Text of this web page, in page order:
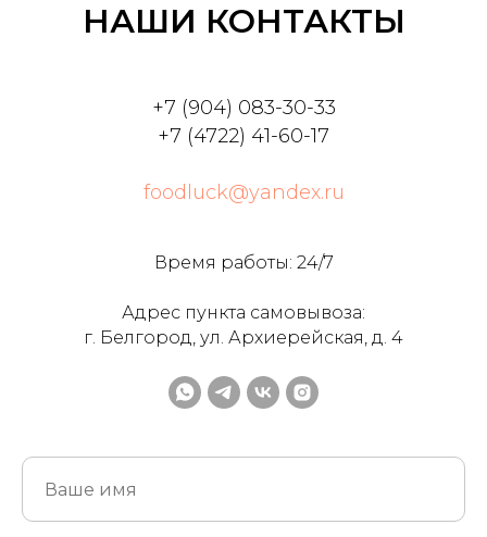
НАШИ КОНТАКТЫ
+7 (904) 083-30-33
+7 (4722) 41-60-17
foodluck@yandex.ru
Время работы: 24/7
Адрес пункта самовывоза:
г. Белгород, ул. Архиерейская, д. 4